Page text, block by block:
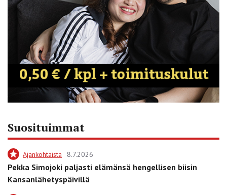
Suosituimmat
Ajankohtaista 8.7.2026
Pekka Simojoki paljasti elämänsä hengellisen biisin
Kansanlähetyspäivillä